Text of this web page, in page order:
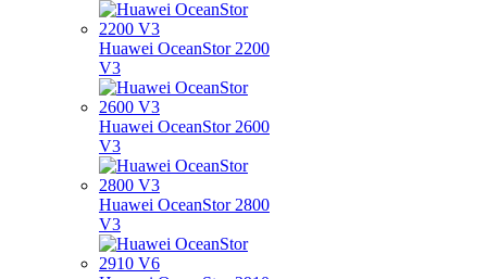
Huawei OceanStor 2200
V3
Huawei OceanStor 2600
V3
Huawei OceanStor 2800
V3